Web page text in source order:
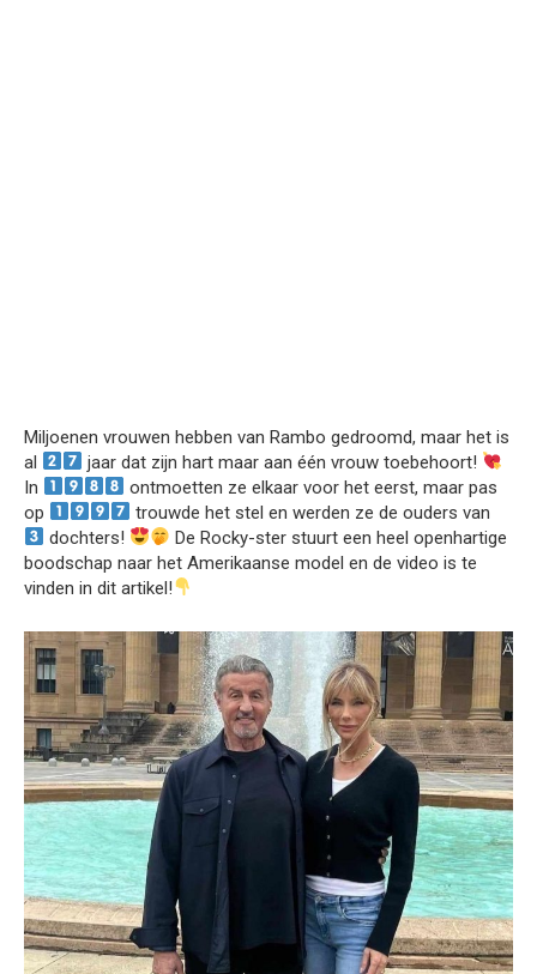
Miljoenen vrouwen hebben van Rambo gedroomd, maar het is
al
jaar dat zijn hart maar aan één vrouw toebehoort!
In
ontmoetten ze elkaar voor het eerst, maar pas
op
trouwde het stel en werden ze de ouders van
dochters!
De Rocky-ster stuurt een heel openhartige
boodschap naar het Amerikaanse model en de video is te
vinden in dit artikel!